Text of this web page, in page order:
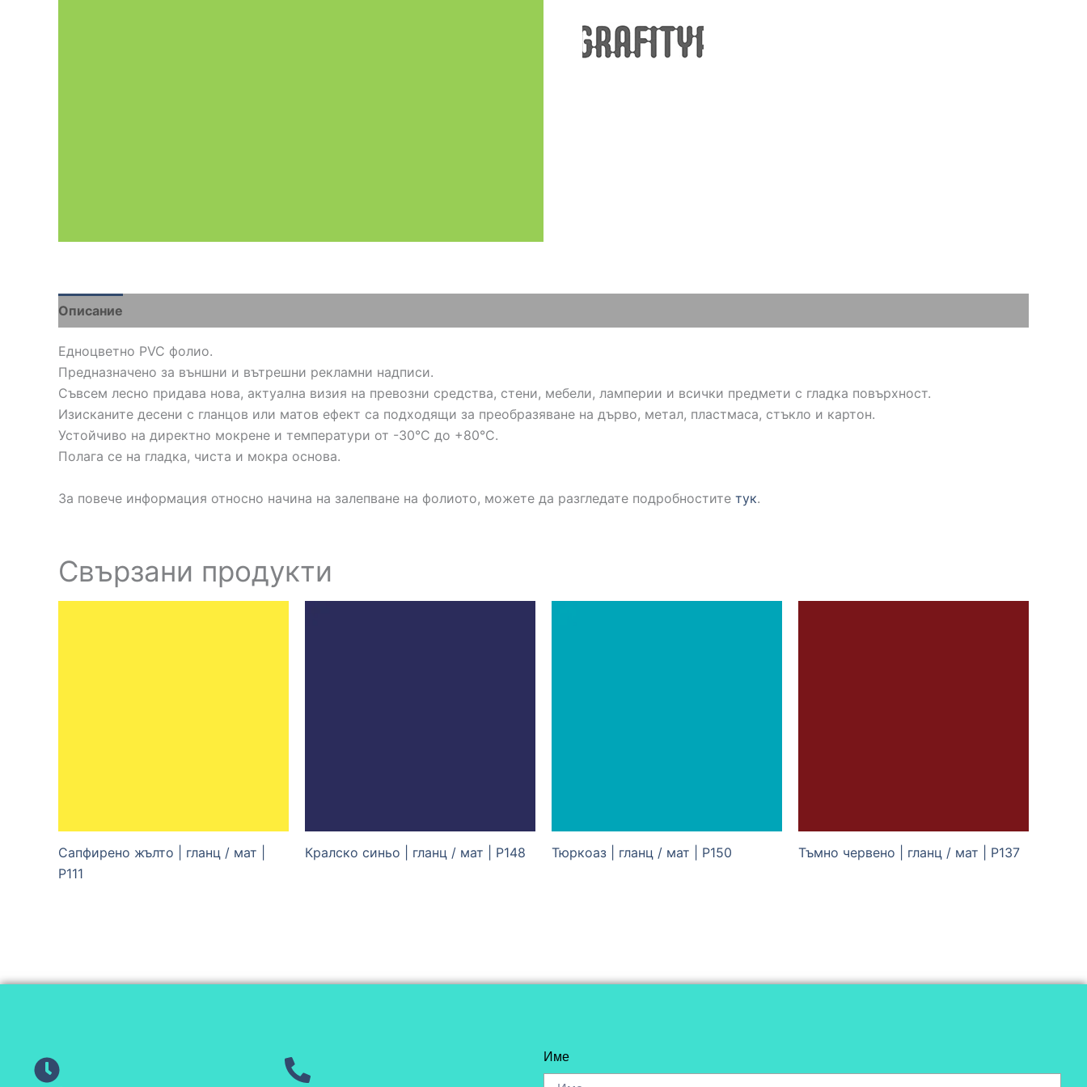
Описание
Едноцветно PVC фолио.
Предназначено за външни и вътрешни рекламни надписи.
Съвсем лесно придава нова, актуална визия на превозни средства, стени, мебели, ламперии и всички предмети с гладка повърхност.
Изисканите десени с гланцов или матов ефект са подходящи за преобразяване на дърво, метал, пластмаса, стъкло и картон.
Устойчиво на директно мокрене и температури от -30°C до +80°C.
Полага се на гладка, чиста и мокра основа.
За повече информация относно начина на залепване на фолиото, можете да разгледате подробностите тук.
Свързани продукти
Сапфирено жълто | гланц / мат |
P111
Кралско синьо | гланц / мат | P148 Тюркоаз | гланц / мат | P150 Тъмно червено | гланц / мат | P137
Име